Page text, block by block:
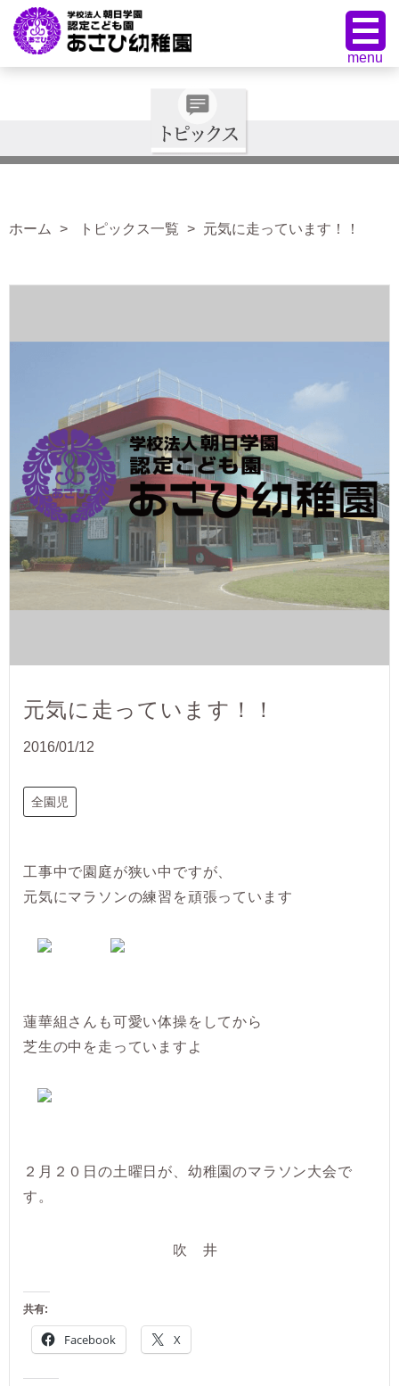
ホーム トピックス一覧 元気に走っています！！
元気に走っています！！
2016/01/12
全園児
工事中で園庭が狭い中ですが、
元気にマラソンの練習を頑張っています
蓮華組さんも可愛い体操をしてから
芝生の中を走っていますよ
２月２０日の土曜日が、幼稚園のマラソン大会で
す。
吹 井
共有:
Facebook X